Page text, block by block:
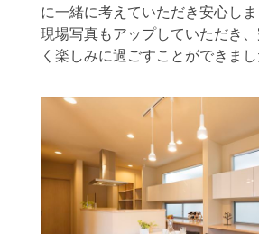
に一緒に考えていただき安心しま
現場写真もアップしていただき
く楽しみに過ごすことができまし